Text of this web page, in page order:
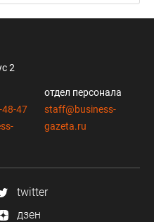
2
48-47
отдел персонала
staff@business-
gazeta.ru
twitter
дзен